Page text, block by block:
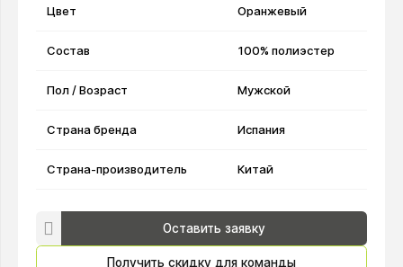
Цвет Оранжевый
Состав 100% полиэстер
Пол / Возраст Мужской
Страна бренда Испания
Страна-производитель Китай
Оставить заявку
Получить скидку для команды